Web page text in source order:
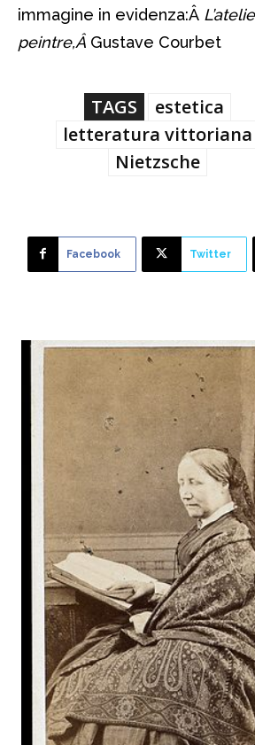
immagine in evidenza:Â
peintre,Â Gustave Courbet
TAGS
estetica
letteratura vittoriana
Nietzsche
Facebook Twitter